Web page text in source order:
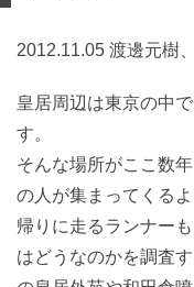
2012.11.05 渡邊元樹
皇居周辺は東京の中
す。
そんな場所がここ数
の人が集まってくる
帰りに走るランナー
はどうなのかを調査